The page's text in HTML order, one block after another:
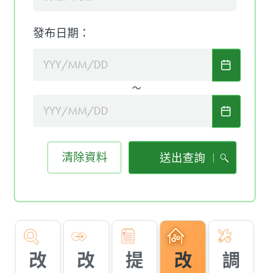
發布日期：
～
清除資料 送出查詢
改
改
提
改
調